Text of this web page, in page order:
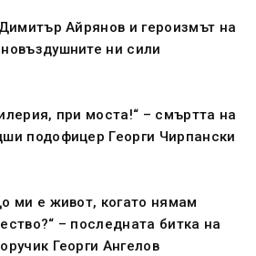
Айрянов и героизмът на
ни сили
при моста!“ – смъртта на
подофицер Георги Чирпански
ми е живот, когато нямам
– последната битка на
Георги Ангелов